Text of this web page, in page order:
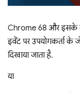
Chrome 68 और इसके
इवेंट पर उपयोगकर्ता के
दिखाया जाता है.
या